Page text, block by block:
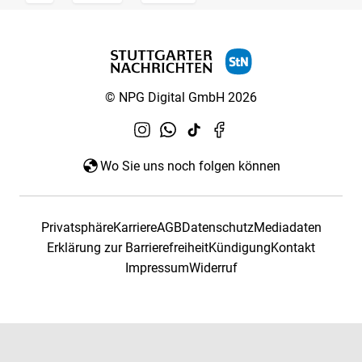
© NPG Digital GmbH 2026
Wo Sie uns noch folgen können
PrivatsphäreKarriereAGBDatenschutzMediadaten
Erklärung zur BarrierefreiheitKündigungKontakt
ImpressumWiderruf